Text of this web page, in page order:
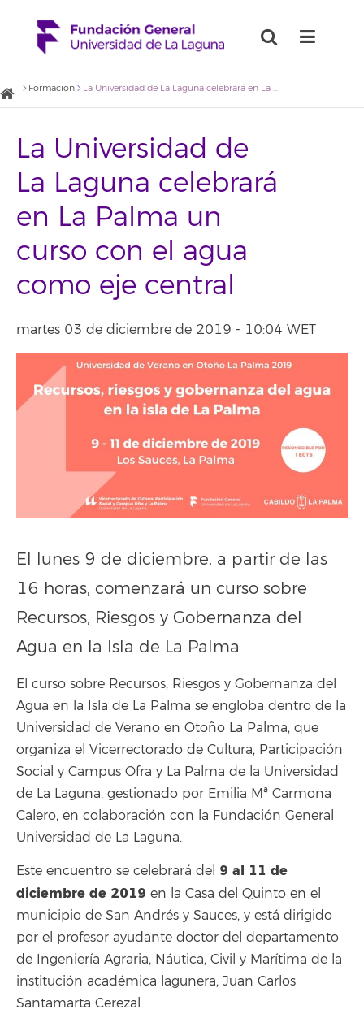
Formación La Universidad de La Laguna celebrará en La Palma un curso con el agua como eje central
La Universidad de
La Laguna celebrará
en La Palma un
curso con el agua
como eje central
martes 03 de diciembre de 2019 - 10:04 WET
El lunes 9 de diciembre, a partir de las
16 horas, comenzará un curso sobre
Recursos, Riesgos y Gobernanza del
Agua en la Isla de La Palma
El curso sobre Recursos, Riesgos y Gobernanza del
Agua en la Isla de La Palma se engloba dentro de la
Universidad de Verano en Otoño La Palma, que
organiza el Vicerrectorado de Cultura, Participación
Social y Campus Ofra y La Palma de la Universidad
de La Laguna, gestionado por Emilia Mª Carmona
Calero, en colaboración con la Fundación General
Universidad de La Laguna.
Este encuentro se celebrará del 9 al 11 de
diciembre de 2019 en la Casa del Quinto en el
municipio de San Andrés y Sauces, y está dirigido
por el profesor ayudante doctor del departamento
de Ingeniería Agraria, Náutica, Civil y Marítima de la
institución académica lagunera, Juan Carlos
Santamarta Cerezal.